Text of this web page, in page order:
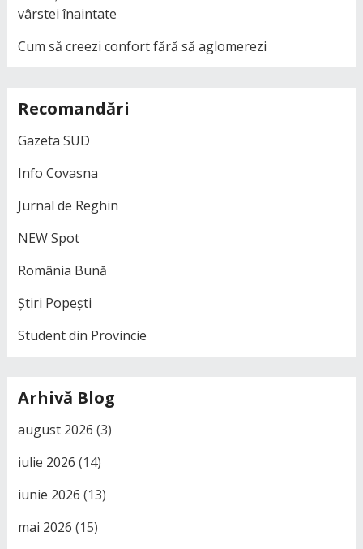
vârstei înaintate
Cum să creezi confort fără să aglomerezi
Recomandări
Gazeta SUD
Info Covasna
Jurnal de Reghin
NEW Spot
România Bună
Știri Popești
Student din Provincie
Arhivă Blog
august 2026 (3)
iulie 2026 (14)
iunie 2026 (13)
mai 2026 (15)